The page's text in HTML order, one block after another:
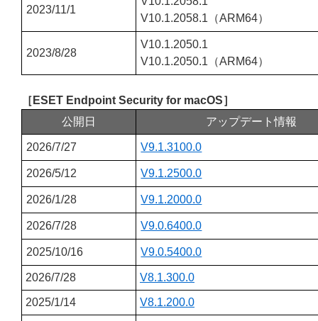
2023/11/1
V10.1.2058.1（ARM64）
2023/8/28
V10.1.2050.1
V10.1.2050.1（ARM64）
［ESET Endpoint Security for macOS］
公開日
アップデート情報
2026/7/27 V9.1.3100.0
2026/5/12 V9.1.2500.0
2026/1/28 V9.1.2000.0
2026/7/28 V9.0.6400.0
2025/10/16 V9.0.5400.0
2026/7/28 V8.1.300.0
2025/1/14 V8.1.200.0